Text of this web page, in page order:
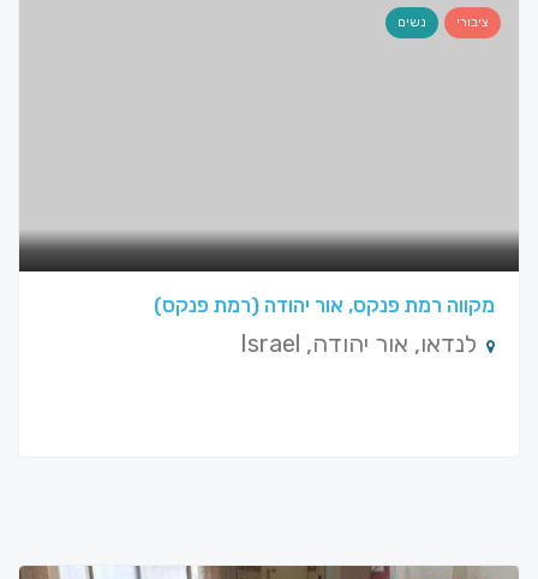
ציבורי נשים
מקווה רמת פנקס, אור יהודה (רמת פנקס)
לנדאו, אור יהודה, Israel